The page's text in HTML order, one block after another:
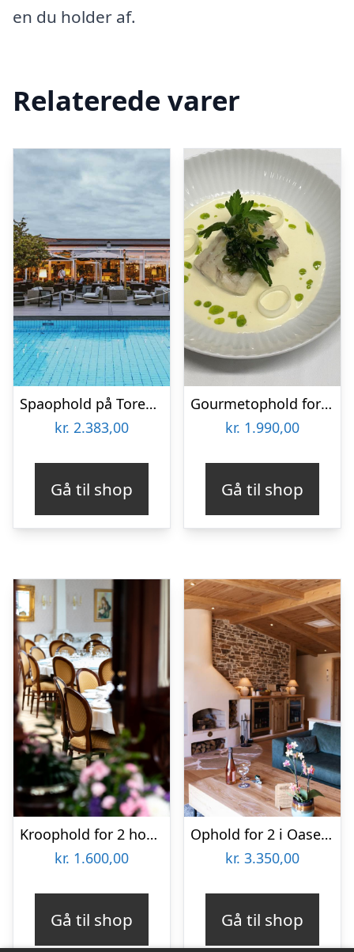
en du holder af.
Relaterede varer
Spaophold på Torekov Hotell
kr. 2.383,00
Gå til shop
Gourmetophold for 2 på Hvalpsund Færgekro
kr. 1.990,00
Gå til shop
Kroophold for 2 hos Den Gamle Grænsekro
kr. 1.600,00
Gå til shop
Ophold for 2 i Oasen hos Ribehøj
kr. 3.350,00
Gå til shop